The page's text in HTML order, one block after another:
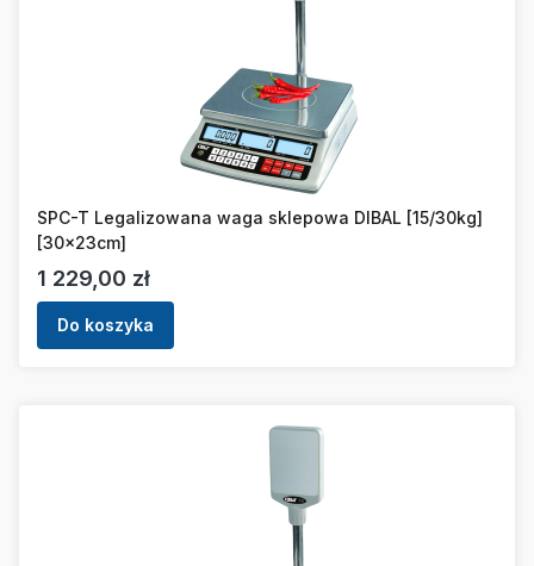
SPC-T Legalizowana waga sklepowa DIBAL [15/30kg]
[30x23cm]
Cena
1 229,00 zł
Do koszyka